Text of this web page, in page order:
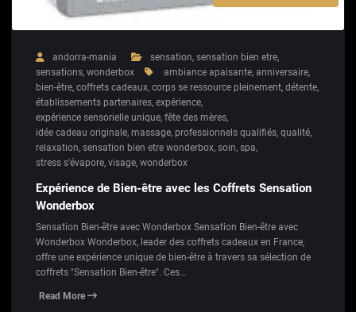
andorra-mania sensation, sensation bien etre,
sensations, wonderbox ambiance apaisante, anniversaire,
bien-être, coffrets cadeaux, corps se ressource pleinement, détente,
établissements partenaires, expérience,
expérience sensorielle unique, fête des mères,
idée cadeau originale, massage, professionnels qualifiés, qualité,
relaxation, sensation bien etre wonderbox, soin, spa,
stress s'évapore, visage, wonderbox
Expérience de Bien-être avec les Coffrets Sensation
Wonderbox
Sensation Bien-être avec Wonderbox Sensation Bien-être avec
Wonderbox Wonderbox, leader des coffrets cadeaux en France,
offre une expérience unique de bien-être à travers sa sélection de
coffrets "Sensation Bien-être". Ces…
Read More